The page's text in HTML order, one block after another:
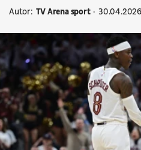
Autor: TV Arena sport 30.04.2026